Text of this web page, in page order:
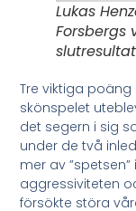
Lukas
Forsbergs
Tre viktiga
skönspelet
det segern i sig
under de två
mer av
aggressiviteten
försökte störa